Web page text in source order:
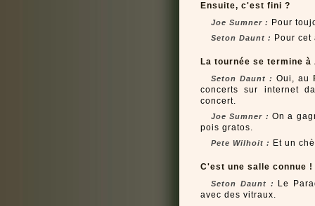
Ensuite, c'est fini ?
Joe Sumner : Pour
Seton Daunt : Pour cet
La tournée se termine
Seton Daunt : Oui, au
concerts sur internet
concert.
Joe Sumner : On a
pois gratos.
Pete Wilhoit : Et un
C'est une salle connue !
Seton Daunt :
Le
avec des vitraux.